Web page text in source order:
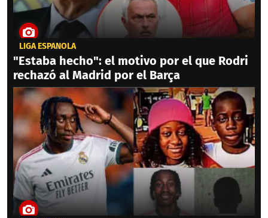
LIGA ESPAÑOLA
"Estaba hecho": el motivo por el que Rodri
rechazó al Madrid por el Barça